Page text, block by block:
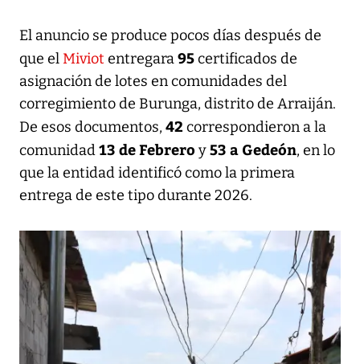
El anuncio se produce pocos días después de
que elMiviot entregara95certificados de
asignación de lotes en comunidades del
corregimiento de Burunga, distrito de Arraiján.
De esos documentos, 42 correspondieron a la
comunidad13 de Febrero y53 a Gedeón, en lo
que la entidad identificó como la primera
entrega de este tipo durante 2026.